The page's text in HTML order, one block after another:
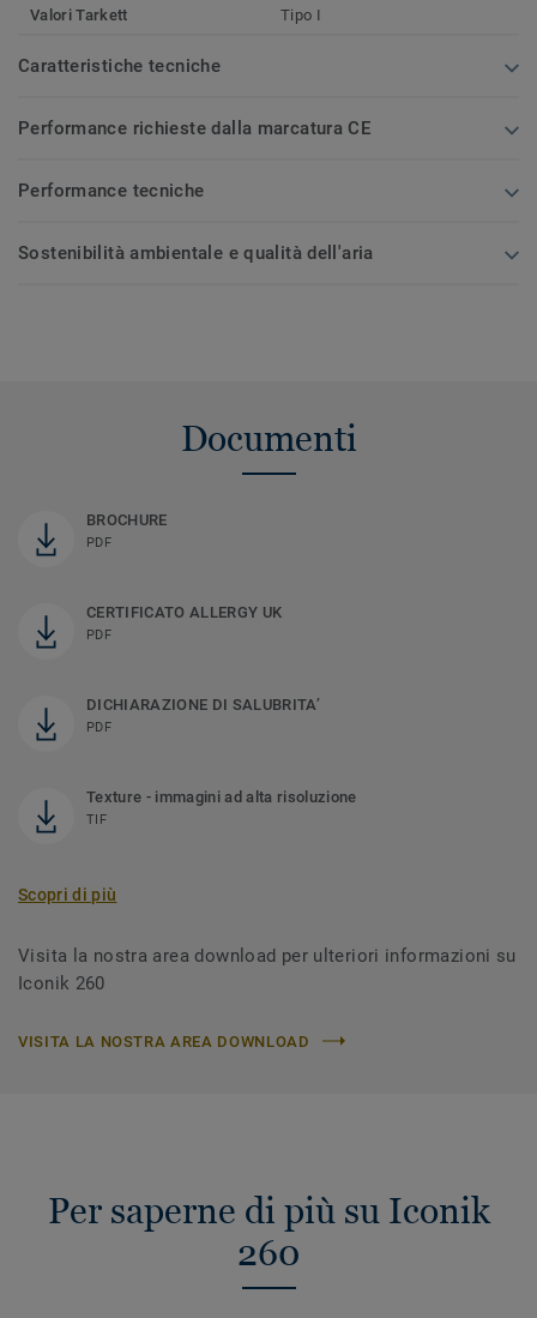
Valori Tarkett Tipo I
Caratteristiche tecniche
Performance richieste dalla marcatura CE
Performance tecniche
Sostenibilità ambientale e qualità dell'aria
Documenti
BROCHURE
PDF
CERTIFICATO ALLERGY UK
PDF
DICHIARAZIONE DI SALUBRITA’
PDF
Texture - immagini ad alta risoluzione
TIF
Scopri di più
Visita la nostra area download per ulteriori informazioni su
Iconik 260
VISITA LA NOSTRA AREA DOWNLOAD
Per saperne di più su Iconik
260